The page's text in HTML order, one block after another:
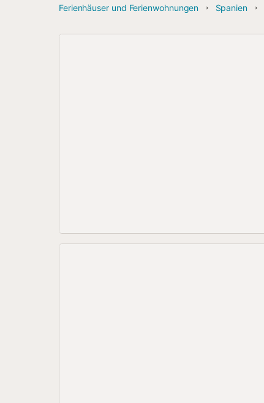
Ferienhäuser und Ferienwohnungen Spanien